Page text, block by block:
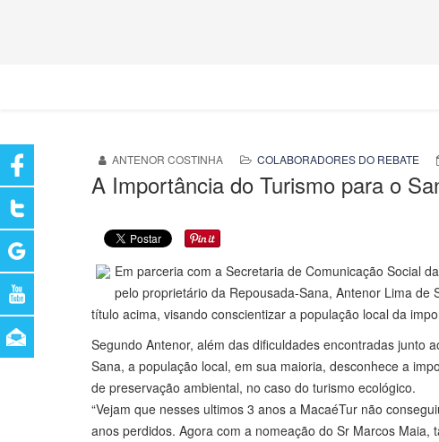
ANTENOR COSTINHA COLABORADORES DO REBATE
A Importância do Turismo para o
Em parceria com a Secretaria de Comunicação Social
pelo proprietário da Repousada-Sana, Antenor Lima
título acima, visando conscientizar a população local da
Segundo Antenor, além das dificuldades encontradas junto
Sana, a população local, em sua maioria, desconhece a
de preservação ambiental, no caso do turismo ecológico.
“Vejam que nesses ultimos 3 anos a MacaéTur não
anos perdidos. Agora com a nomeação do Sr Marcos